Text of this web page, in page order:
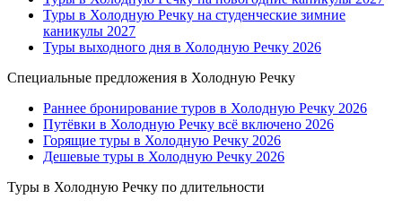
Туры в Холодную Речку на студенческие зимние
каникулы 2027
Туры выходного дня в Холодную Речку 2026
Специальные предложения в Холодную Речку
Раннее бронирование туров в Холодную Речку 2026
Путёвки в Холодную Речку всё включено 2026
Горящие туры в Холодную Речку 2026
Дешевые туры в Холодную Речку 2026
Туры в Холодную Речку по длительности